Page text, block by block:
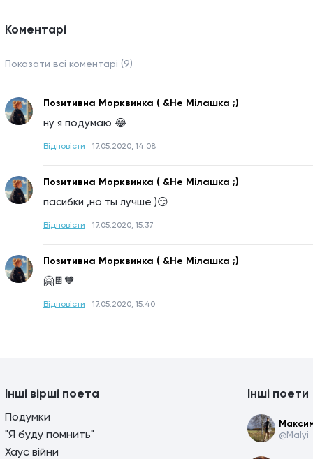
Коментарі
Показати всі коментарі (9)
Позитивна Морквинка ( &Не Мілашка ;)
ну я подумаю 😂
Відповісти 17.05.2020, 14:08
Позитивна Морквинка ( &Не Мілашка ;)
пасибки ,но ты лучше )😏
Відповісти 17.05.2020, 15:37
Позитивна Морквинка ( &Не Мілашка ;)
🤗🍫🧡
Відповісти 17.05.2020, 15:40
Інші вірші поета
Подумки
"Я буду помнить"
Хаус війни
Інші поети
@Malyi